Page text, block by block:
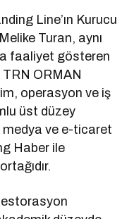
Line’ın Kurucu
Turan, aynı
faaliyet gösteren
ORMAN
operasyon ve iş
üst düzey
medya ve e-ticaret
Haber ile